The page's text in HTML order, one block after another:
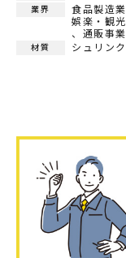
業界 食品製造業
娯楽・観光
通販事業
材質 シュリンク